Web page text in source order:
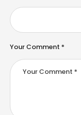
Your Comment *